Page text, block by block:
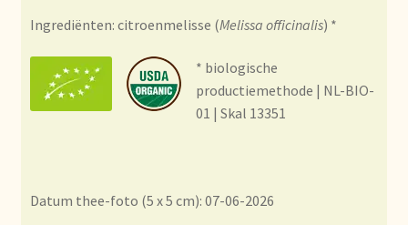
Condiciones generales
Conditions générales
Ingrediënten: citroenmelisse (Melissa officinalis) *
* biologische
productiemethode | NL-BIO-
01 | Skal 13351
Datum thee-foto (5 x 5 cm): 07-06-2026